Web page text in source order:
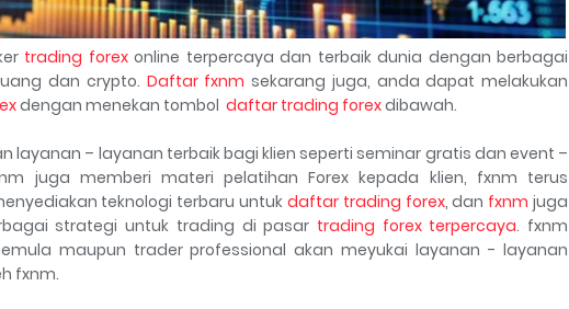
trading forexonline terpercaya dan terbaik dunia dengan berbagai
dan crypto. Daftar fxnm sekarang juga, anda dapat melakukan
dengan menekan tombol daftar trading forexdibawah.
layanan – layanan terbaik bagi klien seperti seminar gratis dan event –
juga memberi materi pelatihan Forex kepada klien, fxnm terus
teknologi terbaru untukdaftar trading forex, dan fxnm juga
strategi untuk trading di pasar trading forex terpercaya. fxnm
maupun trader professional akan meyukai layanan - layanan
fxnm.